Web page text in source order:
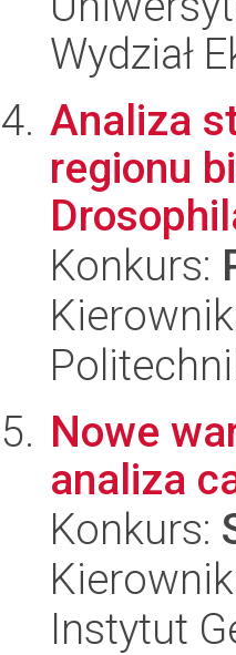
Wydział
Analiza
regionu
Konkurs:
Nowe
analiza
Konkurs:
Instytut